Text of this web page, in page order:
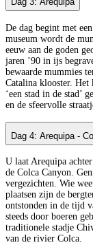
De dag begint met
museum wordt de
eeuw aan de goden
jaren ’90 in ijs
bewaarde mummies
Catalina klooster. Het
‘een stad in de stad’
en de sfeervolle
Dag 4: Arequipa -
U laat Arequipa
de Colca Canyon.
vergezichten. Wie
plaatsen zijn de
ontstonden in de tijd
steeds door boeren
traditionele stadje
van de rivier Colca.